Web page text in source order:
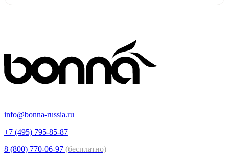
info@bonna-russia.ru
+7 (495) 795-85-87
8 (800) 770-06-97 (бесплатно)